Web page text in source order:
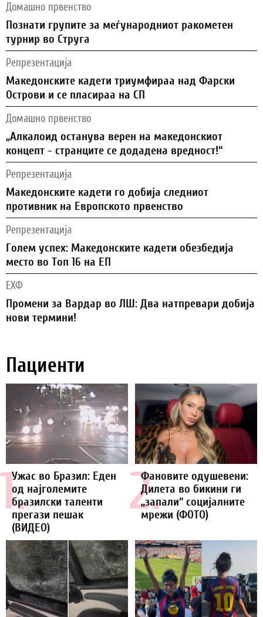
Домашно првенство
Познати групите за меѓународниот ракометен
турнир во Струга
Репрезентација
Македонските кадети триумфираа над Фарски
Острови и се пласираа на СП
Домашно првенство
„Алкалоид останува верен на македонскиот
концепт - странците се додадена вредност!“
Репрезентација
Македонските кадети го добија следниот
противник на Европското првенство
Репрезентација
Голем успех: Македонските кадети обезбедија
место во Топ 16 на ЕП
ЕХФ
Промени за Вардар во ЛШ: Два натпревари добија
нови термини!
Пациенти
1.
Ужас во Бразил: Еден
од најголемите
бразилски таленти
прегази пешак
(ВИДЕО)
2.
Фановите одушевени:
Дилета во бикини ги
„запали“ социјалните
мрежи (ФОТО)